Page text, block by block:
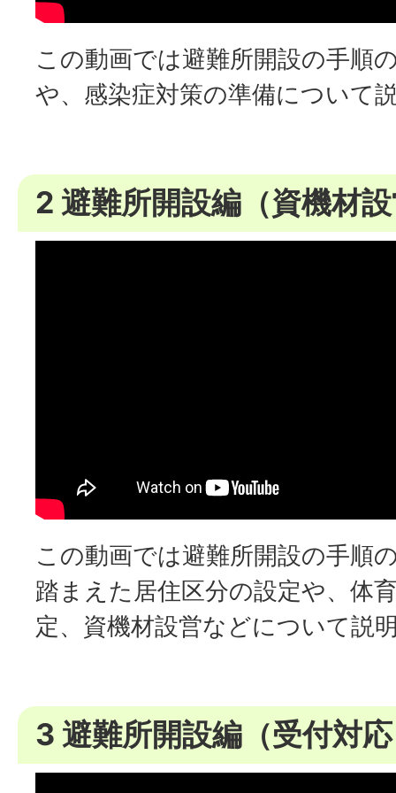
この動画では避難所開設の手順
や、感染症対策の準備について
2 避難所開設編（資機材
この動画では避難所開設の手順
踏まえた居住区分の設定や、体
定、資機材設営などについて説
3 避難所開設編（受付対